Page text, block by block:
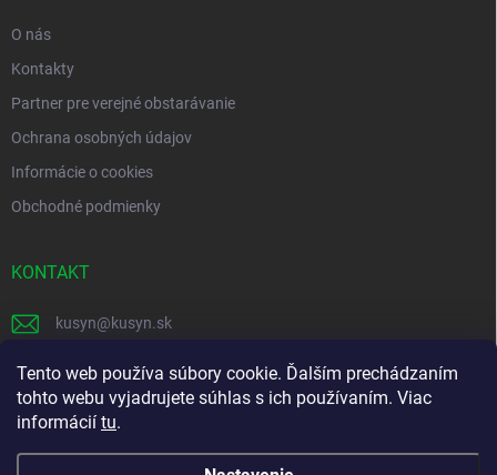
Tento web používa súbory cookie. Ďalším prechádzaním
tohto webu vyjadrujete súhlas s ich používaním. Viac
informácií tu.
O nás
Kontakty
Partner pre verejné obstarávanie
Ochrana osobných údajov
Informácie o cookies
Obchodné podmienky
KONTAKT
kusyn@kusyn.sk
+421 903 445 999
labtech_svk